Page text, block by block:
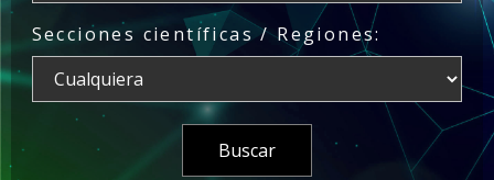
Secciones científicas / Regiones: